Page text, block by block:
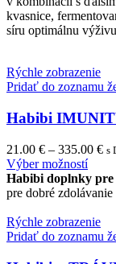
kvasnice,
síru optimálnu
Rýchle zobrazenie
Pridať do zoznamu
Habibi
21.00 € – 335.00 € s
Výber možnostíThis
has
The
Habibi doplnky pre
pre dobré
Rýchle zobrazenie
Pridať do zoznamu